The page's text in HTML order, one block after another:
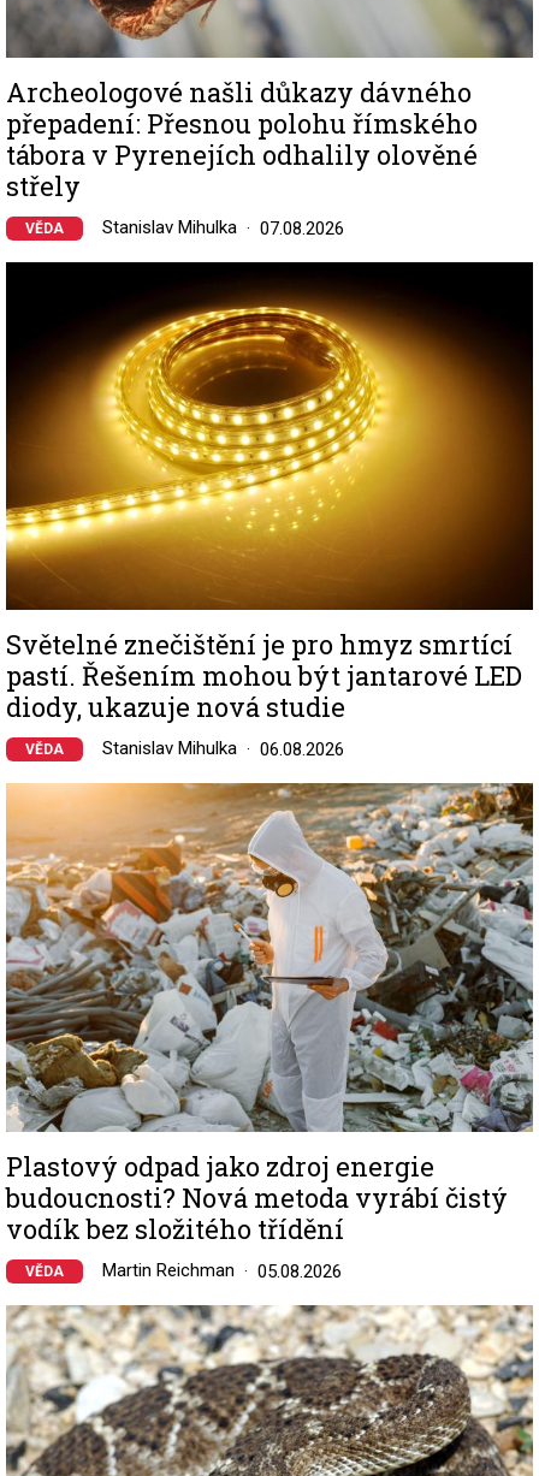
Archeologové našli důkazy dávného
přepadení: Přesnou polohu římského
tábora v Pyrenejích odhalily olověné
střely
VĚDA Stanislav Mihulka 07.08.2026
Světelné znečištění je pro hmyz smrtící
pastí. Řešením mohou být jantarové LED
diody, ukazuje nová studie
VĚDA Stanislav Mihulka 06.08.2026
Image
Plastový odpad jako zdroj energie
budoucnosti? Nová metoda vyrábí čistý
vodík bez složitého třídění
VĚDA Martin Reichman 05.08.2026
Image